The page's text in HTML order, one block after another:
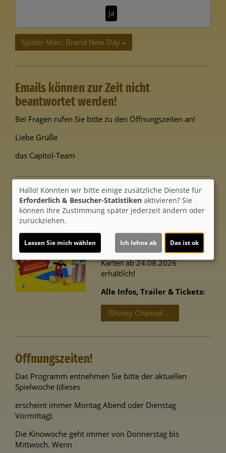
Ja
Spider-Man: Brand New Day
Emails können zur Zeit nicht
beantwortet werden!
Bei Fragen rufen Sie bitte zu den Öffnungszeiten an!
Liebe Grüße
das Capitol-Team
Disney Mitmach-Kino
Bei uns am Wochenende
19. /20.09.2026 und 03./
04.10.2026
Karten ab 24.08.2026
erhältlich!
Alle Infos, Trailer & Tickets:
Disney Channel Mitmachkino 9-
Öffnungszeiten!
Das Programm entnehmen Sie bitte der aktuellen
Spielwoche (dieses
erscheint immer Montag Abend oder Dienstag
Vormittag).
Die Kinowoche geht immer von Donnerstag bis
Mittwoch. Wenn
Hallo! Könnten wir bitte einige zusätzliche Dienste für
Erforderlich & Besucher-Statistiken aktivieren? Sie
können Ihre Zustimmung später jederzeit ändern oder
zurückziehen.
Lassen Sie mich wählen Ich lehne ab Das ist ok